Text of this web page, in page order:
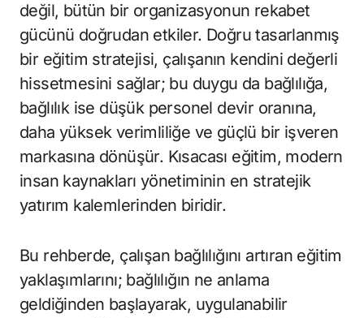
değil, bütün bir organizasyonun rekabet
gücünü doğrudan etkiler. Doğru tasarlanmış
bir eğitim stratejisi, çalışanın kendini değerli
hissetmesini sağlar; bu duygu da bağlılığa,
bağlılık ise düşük personel devir oranına,
daha yüksek verimliliğe ve güçlü bir işveren
markasına dönüşür. Kısacası eğitim, modern
insan kaynakları yönetiminin en stratejik
yatırım kalemlerinden biridir.
Bu rehberde, çalışan bağlılığını artıran eğitim
yaklaşımlarını; bağlılığın ne anlama
geldiğinden başlayarak, uygulanabilir